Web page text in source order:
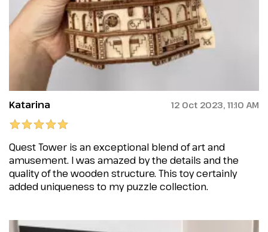
Katarina 12 Oct 2023, 11:10 AM
Quest Tower is an exceptional blend of art and
amusement. I was amazed by the details and the
quality of the wooden structure. This toy certainly
added uniqueness to my puzzle collection.